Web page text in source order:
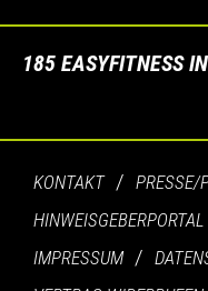
185 EASYFITNESS
KONTAKT PRESSE/
HINWEISGEBERPORTAL
IMPRESSUM